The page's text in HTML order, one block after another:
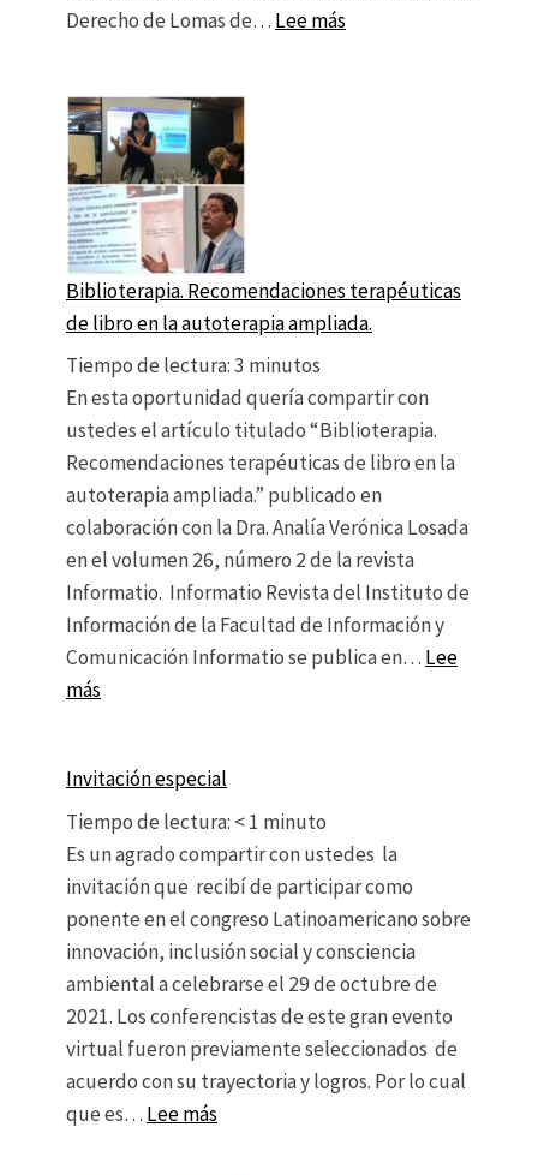
Derecho de Lomas de… Lee más: Biblioterapia en
Biblioterapia. Recomendaciones terapéuticas
de libro en la autoterapia ampliada.
Tiempo de lectura:3 minutos
En esta oportunidad quería compartir con
ustedes el artículo titulado “Biblioterapia.
Recomendaciones terapéuticas de libro en la
autoterapia ampliada.” publicado en
colaboración con la Dra. Analía Verónica Losada
en el volumen 26, número 2 de la revista
Informatio. Informatio Revista del Instituto de
Información de la Facultad de Información y
Comunicación Informatio se publica en… Lee
más: Biblioterapia. Recomendaciones terapéuticas
Invitación especial
Tiempo de lectura: < 1 minuto
Es un agrado compartir con ustedes la
invitación que recibí de participar como
ponente en el congreso Latinoamericano sobre
innovación, inclusión social y consciencia
ambiental a celebrarse el 29 de octubre de
2021. Los conferencistas de este gran evento
virtual fueron previamente seleccionados de
acuerdo con su trayectoria y logros. Por lo cual
que es… Lee más: Invitación especial